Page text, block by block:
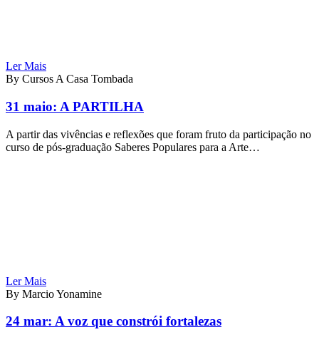
Ler Mais
By Cursos A Casa Tombada
31 maio: A PARTILHA
A partir das vivências e reflexões que foram fruto da participação no
curso de pós-graduação Saberes Populares para a Arte…
Ler Mais
By Marcio Yonamine
24 mar: A voz que constrói fortalezas